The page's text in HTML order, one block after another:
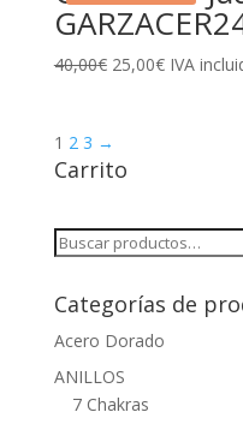
40,00€ El
era:
40,00€.
25,00€ElIVA
1 2 3 →
Carrito
Buscar
Categorías de
Acero Dorado
ANILLOS
7 Chakras